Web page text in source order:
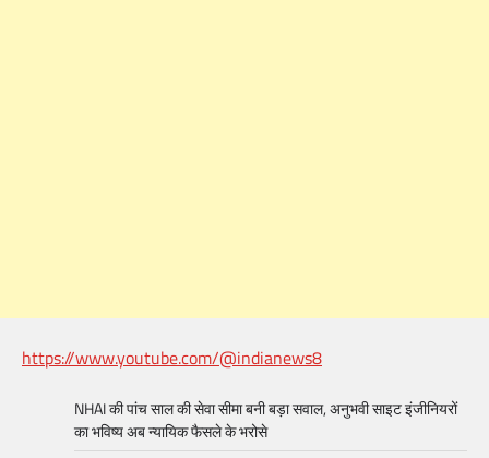
https://www.youtube.com/@indianews8
NHAI की पांच साल की सेवा सीमा बनी बड़ा सवाल, अनुभवी साइट इंजीनियरों
का भविष्य अब न्यायिक फैसले के भरोसे